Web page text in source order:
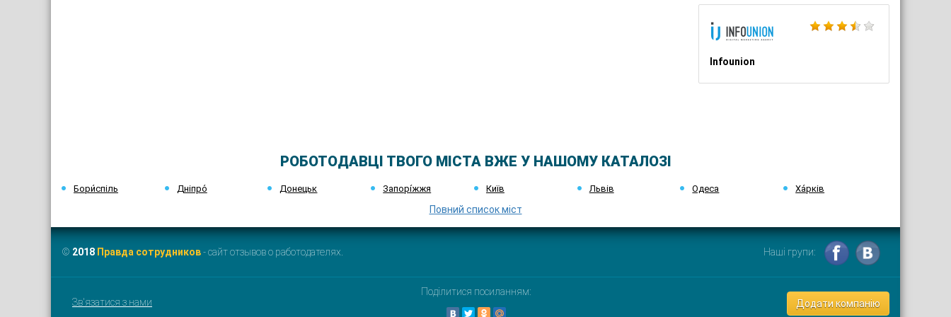
Infounion
РОБОТОДАВЦІ ТВОГО МІСТА ВЖЕ У НАШОМУ КАТАЛОЗІ
Бори́спіль Дніпро́ Донецьк Запорі́жжя Київ Львів Одеса Ха́рків
Повний список міст
© 2018 Правда сотрудников- сайт отзывов о работодателях. Наші групи:
Зв'язатися з нами
Поділитися посиланням:
Додати компанію